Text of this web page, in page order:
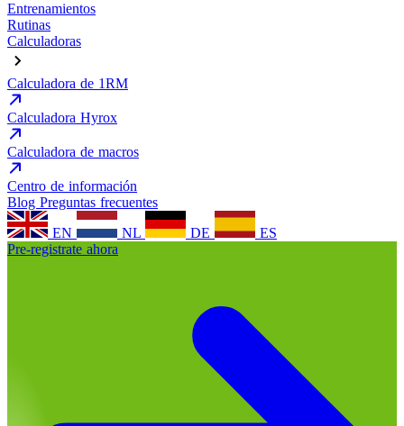
Entrenamientos
Rutinas
Calculadoras
Calculadora de 1RM
Calculadora Hyrox
Calculadora de macros
Centro de información
Blog Preguntas frecuentes
EN
NL DE
ES
Pre-registrate ahora